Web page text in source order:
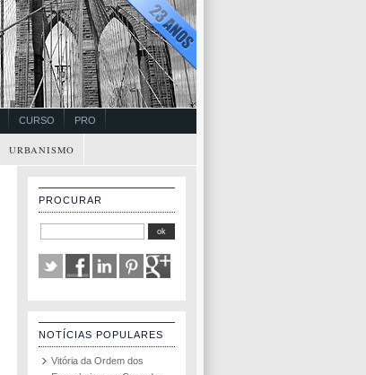
CURSO PRO
URBANISMO
PROCURAR
NOTÍCIAS POPULARES
Vitória da Ordem dos